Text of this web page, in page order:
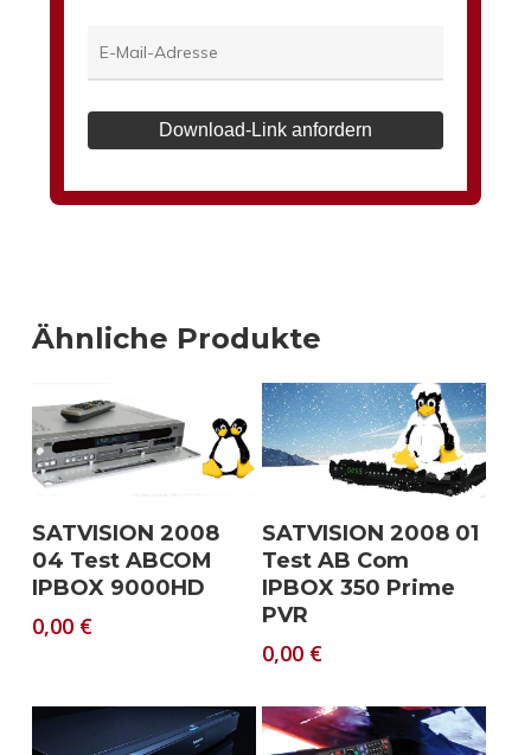
Download-Link anfordern
Ähnliche Produkte
Download
SATVISION 2008
04 Test ABCOM
IPBOX 9000HD
0,00 €
Download
SATVISION 2008 01
Test AB Com
IPBOX 350 Prime
PVR
0,00 €